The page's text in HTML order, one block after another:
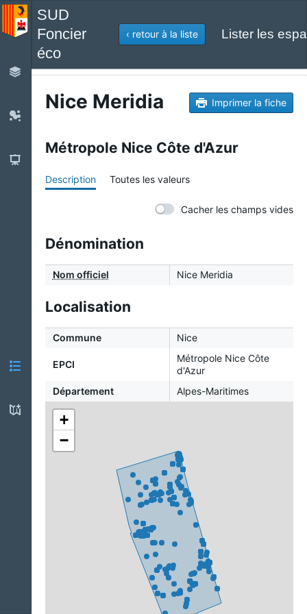
SUD
Foncier
éco
‹ retour à la liste Lister les
Nice Meridia Imprimer la fiche
Métropole Nice Côte d'Azur
Description Toutes les valeurs
Cacher les champs vides
Dénomination
Nom officiel Nice Meridia
Localisation
Commune Nice
EPCI
Métropole Nice Côte
d'Azur
Département
Alpes-Maritimes
+
−